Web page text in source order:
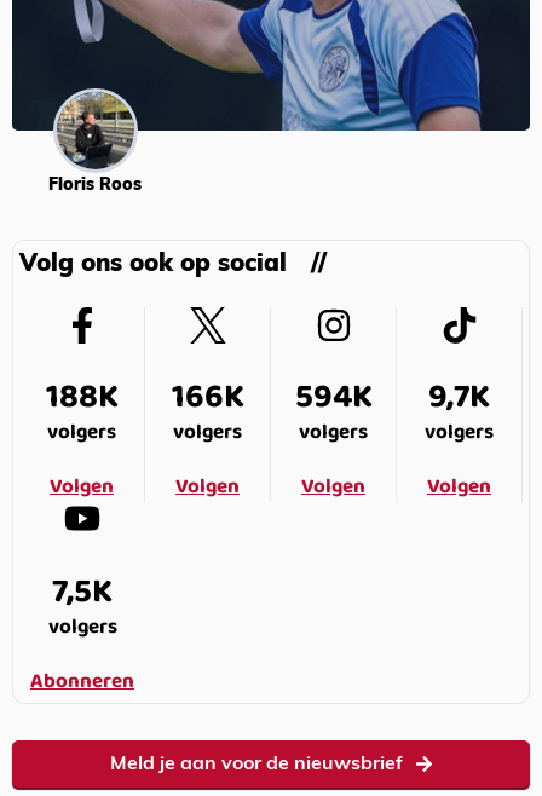
Floris Roos
Volg ons ook op social
188K
volgers
Volgen
166K
volgers
Volgen
594K
volgers
Volgen
9,7K
volgers
Volgen
7,5K
volgers
Abonneren
Meld je aan voor de nieuwsbrief